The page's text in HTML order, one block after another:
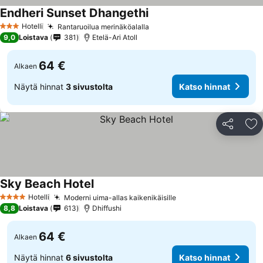
3 Tähtiluokitus
Hotelli Rantaruoilua merinäköalalla
Endheri Sunset Dhangethi
9,0 Loistava 381 Etelä-Ari Atoll
Alkaen 64 €
Näytä hinnat 3 sivustolta Katso hinnat
Jaa
4 Tähtiluokitus
Hotelli Moderni uima-allas kaikenikäisille
Sky Beach Hotel
8,8 Loistava 613 Dhiffushi
Alkaen 64 €
Näytä hinnat 6 sivustolta Katso hinnat